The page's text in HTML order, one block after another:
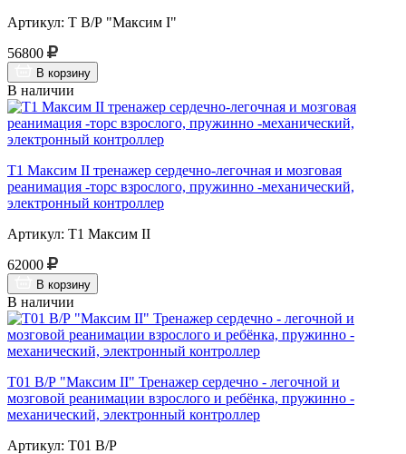
Артикул: Т В/Р "Максим I"
56800
В корзину
В наличии
Т1 Максим II тренажер сердечно-легочная и мозговая
реанимация -торс взрослого, пружинно -механический,
электронный контроллер
Артикул: Т1 Максим II
62000
В корзину
В наличии
Т01 В/Р "Максим II" Тренажер сердечно - легочной и
мозговой реанимации взрослого и ребёнка, пружинно -
механический, электронный контроллер
Артикул: Т01 В/Р